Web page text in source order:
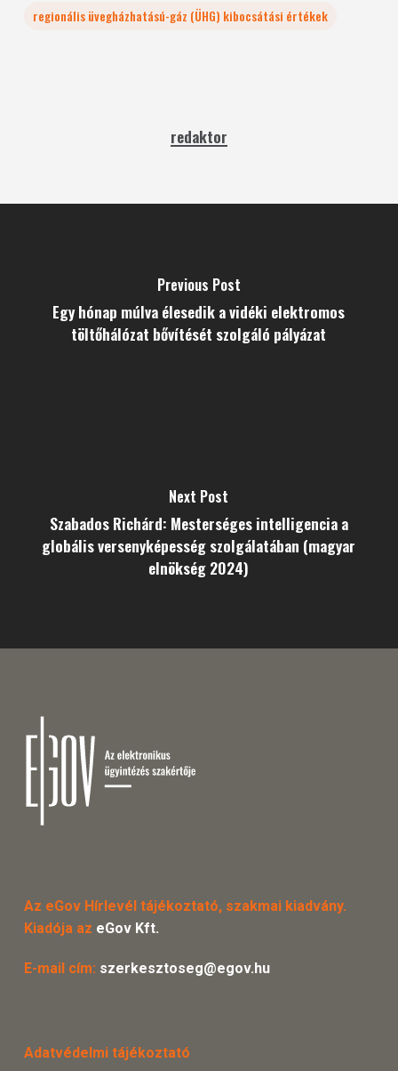
regionális üvegházhatású-gáz (ÜHG) kibocsátási értékek
redaktor
Previous Post
Egy hónap múlva élesedik a vidéki elektromos
töltőhálózat bővítését szolgáló pályázat
Next Post
Szabados Richárd: Mesterséges intelligencia a
globális versenyképesség szolgálatában (magyar
elnökség 2024)
Az eGov Hírlevél tájékoztató, szakmai kiadvány.
Kiadója az eGov Kft.
E-mail cím: szerkesztoseg@egov.hu
Adatvédelmi tájékoztató